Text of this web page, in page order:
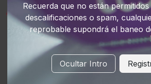
Recuerda que no están
descalificaciones o spam,
reprobable supondrá el baneo
Ocultar Intro